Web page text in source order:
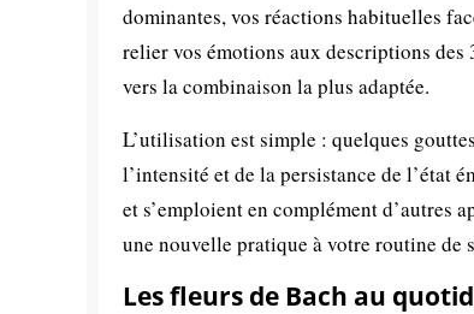
dominantes, vos réactions habituelles
relier vos émotions aux descriptions
vers la combinaison la plus adaptée.
L’utilisation est simple : quelques
l’intensité et de la persistance de l’état
et s’emploient en complément
une nouvelle pratique à votre routine de
Les fleurs de Bach au